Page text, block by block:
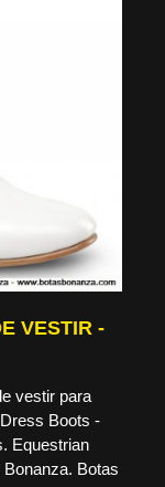
VESTIR -
vestir para
Boots -
Equestrian
Botas